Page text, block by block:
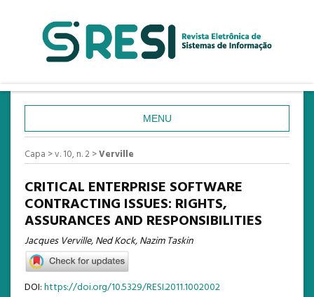
MENU
CAPA
SOBRE
ACESSO
CADASTRO
PESQUISA
ATUAL
Capa >v. 10, n. 2>Verville
CRITICAL ENTERPRISE SOFTWARE
CONTRACTING ISSUES: RIGHTS,
ASSURANCES AND RESPONSIBILITIES
Jacques Verville, Ned Kock, Nazim Taskin
DOI:https://doi.org/10.5329/RESI.2011.1002002